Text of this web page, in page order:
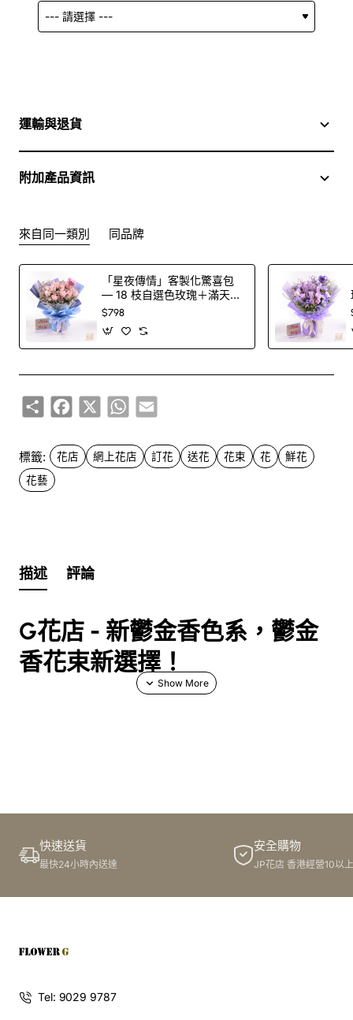
運輸與退貨
附加產品資訊
來自同一類別 同品牌
「星夜傳情」客製化驚喜包
— 18 枝自選色玫瑰＋滿天星
花束＋印字氣球（100 色玫
瑰任選）
$798
ShareFacebook
X WhatsApp
Email
標籤: 花店 網上花店 訂花 送花 花束 花
鮮花
花藝
描述 評論
G花店 - 新鬱金香色系，鬱金
香花束新選擇！
新鬱金香色系，給你煥然一新
傳統的鬱金香，大多以紅色、黃色、白色等為主，但近年
鮮的活力。這些新色系，不僅保留了鬱金香的古典優雅，更
快速送貨
最快24小時內送達
安全購物
JP花店 香港經營10以
Tel: 9029 9787